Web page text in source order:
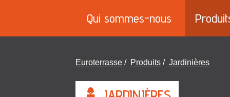
Qui sommes-nous
Vous
Euroterrasse / Produits / Jardinières